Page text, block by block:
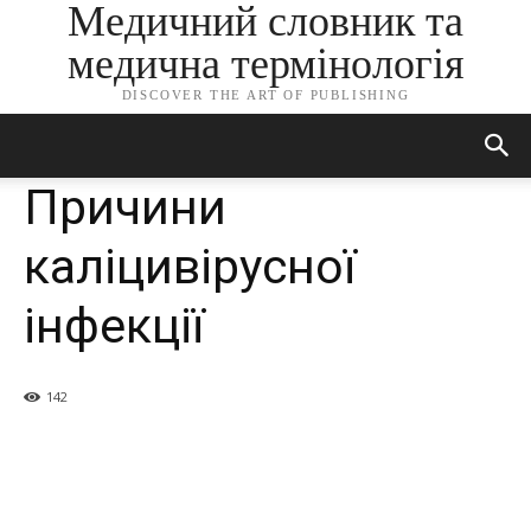
Медичний словник та
медична термінологія
DISCOVER THE ART OF PUBLISHING
Причини
каліцивірусної
інфекції
142